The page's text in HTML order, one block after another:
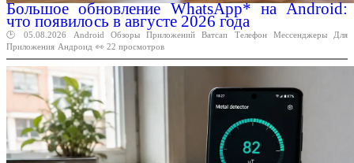
Большое обновление WhatsApp* на Android:
что появилось в августе 2026 года
🕑 05.08.2026 Android Обзоры Приложений Ватсап Телефон Мессенджеры
Для
Приложения Андроид 👀 22 просмотров